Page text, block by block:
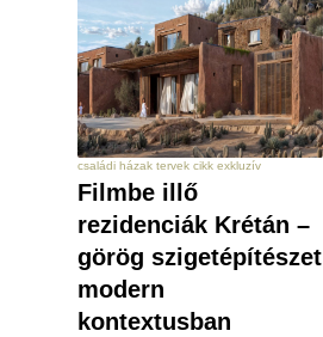
családi házak tervek cikk exkluzív
Filmbe illő
rezidenciák Krétán –
görög szigetépítészet
modern
kontextusban